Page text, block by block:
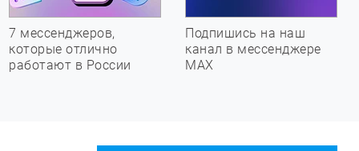
7 мессенджеров,
которые отлично
работают в России
Подпишись на наш
канал в мессенджере
МАХ